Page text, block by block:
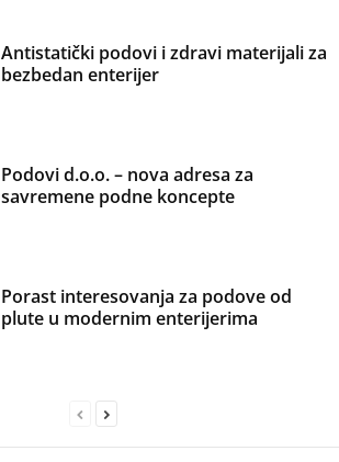
Antistatički podovi i zdravi materijali za
bezbedan enterijer
Podovi d.o.o. – nova adresa za
savremene podne koncepte
Porast interesovanja za podove od
plute u modernim enterijerima